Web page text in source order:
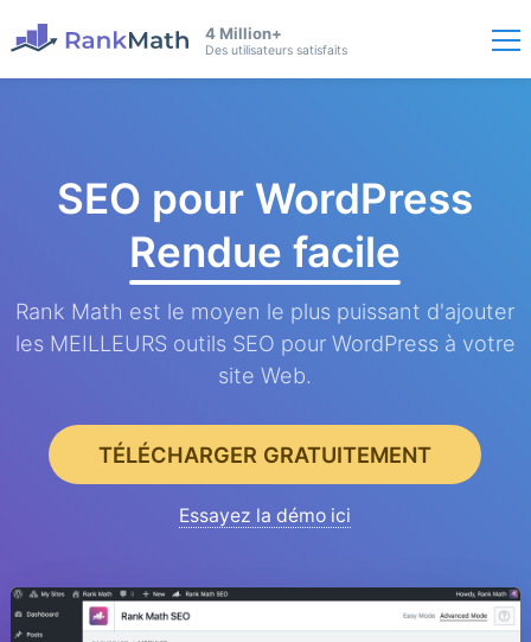
4 Million+
Des utilisateurs satisfaits
SEO pour WordPress
Rendue facile
Rank Math est le moyen le plus puissant d'ajouter
les MEILLEURS outils SEO pour WordPress à votre
site Web.
TÉLÉCHARGER GRATUITEMENT
Essayez la démo ici